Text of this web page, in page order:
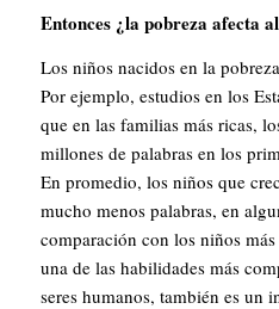
Entonces ¿la pobreza afecta
Los niños nacidos en la
Por ejemplo, estudios en los
que en las familias más ricas,
millones de palabras en los
En promedio, los niños que
mucho menos palabras, en
comparación con los niños
una de las habilidades más
seres humanos, también es un